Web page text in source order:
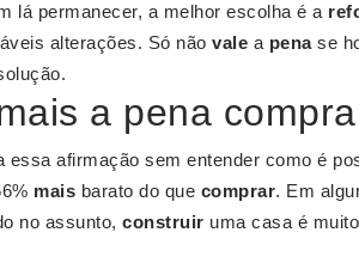
lá permanecer, a melhor escolha é a
alterações. Só não vale a penase
a pena
essa afirmação sem entender como é
mais barato do que comprar. Em
no assunto, construir uma casa é muito